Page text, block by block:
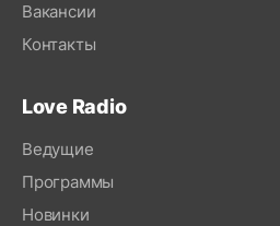
Вакансии
Контакты
Love Radio
Ведущие
Программы
Новинки